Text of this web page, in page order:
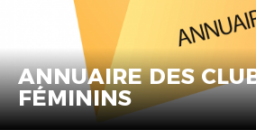
ANNUAIRE DES
FÉMININS